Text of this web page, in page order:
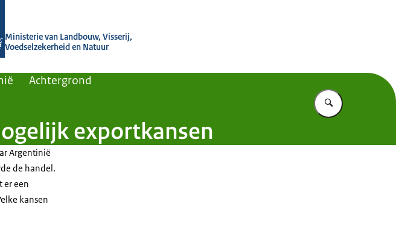
Ministerie van Landbouw, Visserij,
Voedselzekerheid en Natuur
Achtergrond
Vul in wat u
exportkansen
Argentinië
de handel.
er een
kansen